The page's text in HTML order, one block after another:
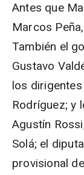
Antes que
Marcos
También el
Gustavo
los dirigentes
Rodríguez; y
Agustín
Solá; el
provisional